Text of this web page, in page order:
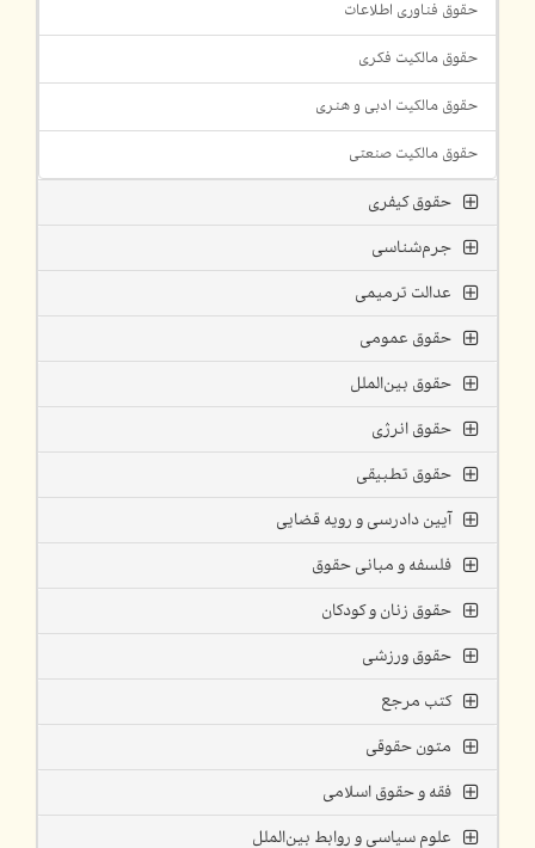
حقوق فناوری اطلاعات
حقوق مالکیت فکری
حقوق مالکیت ادبی و هنری
حقوق مالکیت صنعتی
حقوق کیفری
جرم‌شناسی
عدالت ترمیمی
حقوق عمومی
حقوق بین‌الملل
حقوق انرژی
حقوق تطبیقی
آیین دادرسی و رویه قضایی
فلسفه و مبانی حقوق
حقوق زنان و کودکان
حقوق ورزشی
کتب مرجع
متون حقوقی
فقه و حقوق اسلامی
علوم سیاسی و روابط بین‌الملل